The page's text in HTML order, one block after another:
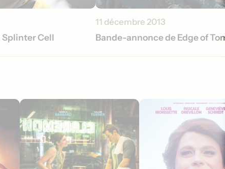
Splinter Cell
11 décembre 2013
Bande-annonce de Edge of